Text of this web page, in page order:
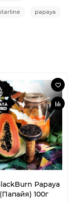
papaya
Papaya
100г